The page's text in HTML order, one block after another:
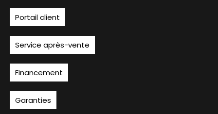
Portail client
Service après-vente
Financement
Garanties